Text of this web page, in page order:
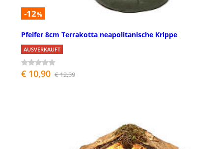
-12%
Pfeifer 8cm Terrakotta neapolitanische Krippe
AUSVERKAUFT
€ 10,90 € 12,39